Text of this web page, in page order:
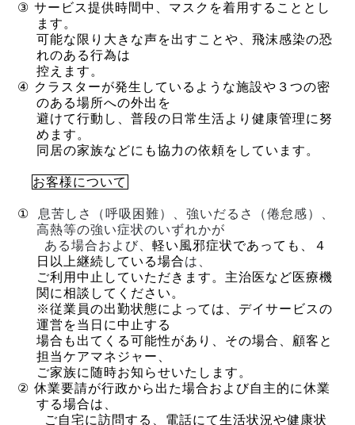
③ サービス提供時間中、マスクを着用することとし
ます。
可能な限り大きな声を出すことや、飛沫感染の恐
れのある行為は
控えます。
④ クラスターが発生しているような施設や３つの密
のある場所への外出を
避けて行動し、普段の日常生活より健康管理に努
めます。
同居の家族などにも協力の依頼をしています。
お客様について
①
息苦しさ（呼吸困難）、強いだるさ（倦怠感）、
高熱等の強い症状のいずれかが
ある場合および、 軽い風邪症状であっても、４
日以上継続している場合は、
ご利用中止していただきます。 主治医など医療機
関に相談してください。
※従業員の出勤状態によっては、デイサービスの
運営を当日に中止する
場合も 出てくる可能性があり、その場合、顧客と
担当ケアマネジャー、
ご家族に随時お知らせいたします。
② 休業要請が行政から出た場合および自主的に休業
する場合は、
ご自宅に訪問する、電話にて生活状況や健康状